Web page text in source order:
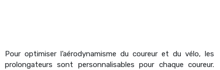
Pour optimiser l’aérodynamisme du coureur et du vélo, les
prolongateurs sont personnalisables pour chaque coureur.